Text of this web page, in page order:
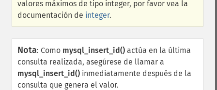
valores máximos de tipo integer, por favor vea la
documentación de integer.
Nota: Como mysql_insert_id() actúa en la última
consulta realizada, asegúrese de llamar a
mysql_insert_id() inmediatamente después de la
consulta que genera el valor.